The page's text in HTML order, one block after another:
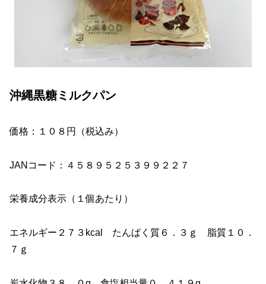
沖縄黒糖ミルクパン
価格：１０８円（税込み）
JANコード：４５８９５２５３９９２２７
栄養成分表示（１個あたり）
エネルギー２７３kcal たんぱく質６．３ｇ 脂質１０．
７ｇ